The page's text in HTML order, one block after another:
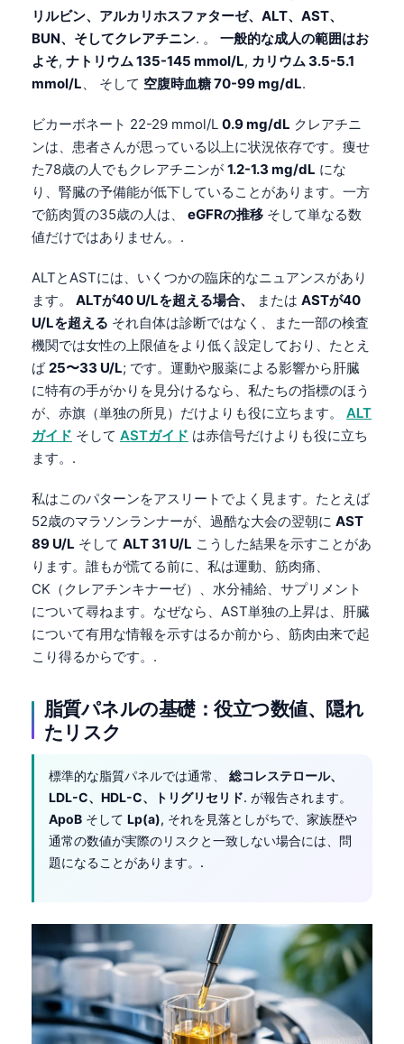
リルビン、アルカリホスファターゼ、ALT、AST、
BUN、そしてクレアチニン. 。 一般的な成人の範囲はお
よそ, ナトリウム 135-145 mmol/L, カリウム 3.5-5.1
mmol/L、 そして 空腹時血糖 70-99 mg/dL.
ビカーボネート 22-29 mmol/L 0.9 mg/dL クレアチニ
ンは、患者さんが思っている以上に状況依存です。痩せ
た78歳の人でもクレアチニンが 1.2-1.3 mg/dL にな
り、腎臓の予備能が低下していることがあります。一方
で筋肉質の35歳の人は、 eGFRの推移 そして単なる数
値だけではありません。.
ALTとASTには、いくつかの臨床的なニュアンスがあり
ます。 ALTが40 U/Lを超える場合、 または ASTが40
U/Lを超える それ自体は診断ではなく、また一部の検査
機関では女性の上限値をより低く設定しており、たとえ
ば25〜33 U/L; です。運動や服薬による影響から肝臓
に特有の手がかりを見分けるなら、私たちの指標のほう
が、赤旗（単独の所見）だけよりも役に立ちます。 ALT
ガイド そして ASTガイド は赤信号だけよりも役に立ち
ます。.
私はこのパターンをアスリートでよく見ます。たとえば
52歳のマラソンランナーが、過酷な大会の翌朝に AST
89 U/L そして ALT 31 U/L こうした結果を示すことがあ
ります。誰もが慌てる前に、私は運動、筋肉痛、
CK（クレアチンキナーゼ）、水分補給、サプリメント
について尋ねます。なぜなら、AST単独の上昇は、肝臓
について有用な情報を示すはるか前から、筋肉由来で起
こり得るからです。.
脂質パネルの基礎：役立つ数値、隠れ
たリスク
標準的な脂質パネルでは通常、 総コレステロール、
LDL-C、HDL-C、トリグリセリド. が報告されます。
ApoB そして Lp(a), それを見落としがちで、家族歴や
通常の数値が実際のリスクと一致しない場合には、問
題になることがあります。.